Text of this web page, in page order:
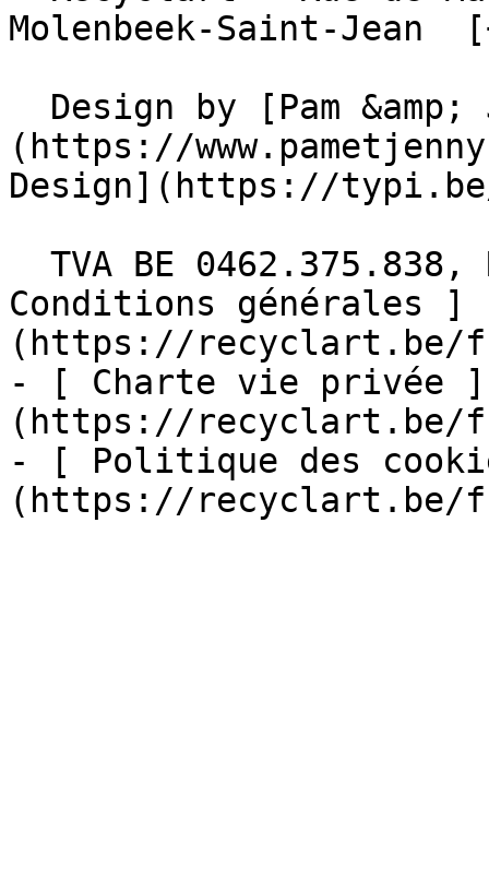
Molenbeek-Saint-
(https://
Design](https://
Conditions générales ]
(https://recyclart.be/
- [ Charte vie privée ]
(https://recyclart.be/
- [ Politique des